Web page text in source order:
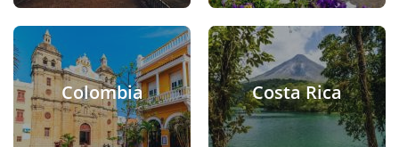
Colombia Costa Rica